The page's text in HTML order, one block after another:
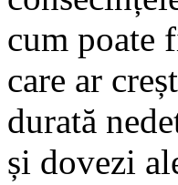
cum poate
care ar
durată
și dovezi